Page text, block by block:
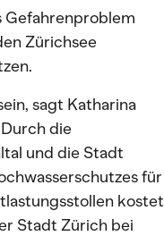
Gefahrenproblem
Zürichsee
sagt Katharina
die
und die Stadt
für
kostet
Stadt Zürich bei